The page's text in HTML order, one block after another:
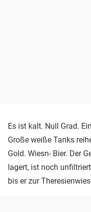
Es ist kalt. Null Grad.
Große weiße Tanks
Gold. Wiesn- Bier. Der
lagert, ist noch
bis er zur